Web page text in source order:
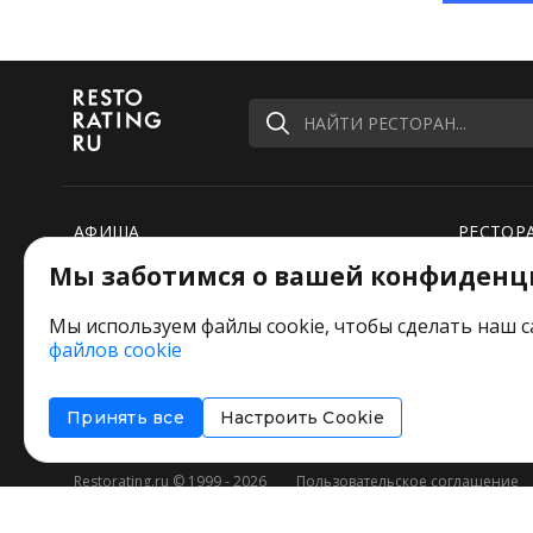
НАЙТИ РЕСТОРАН...
АФИША
РЕЙТИНГИ
РЕДАКЦИЯ ШУТИТ
Restorating.ru © 1999 - 2026
Пользовательское соглашение
Мы заботимся о вашей
Мы используем файлы cookie, чтобы сделать наш
файлов cookie
Принять все Настроить Cookie